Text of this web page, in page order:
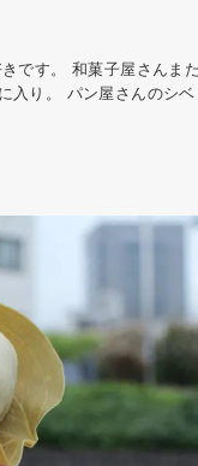
です。 和菓子屋さんま
入り。 パン屋さんのシ